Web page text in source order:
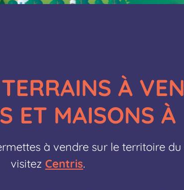
À
ET MAISONS À
à vendre sur le territoire
visitez Centris.